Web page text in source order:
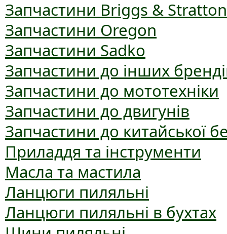
Запчастини Briggs & Stratton
Запчастини Oregon
Запчастини Sadko
Запчастини до інших
Запчастини до мототехніки
Запчастини до двигунів
Запчастини до китайської
Приладдя та інструменти
Масла та мастила
Ланцюги пиляльні
Ланцюги пиляльні в бухтах